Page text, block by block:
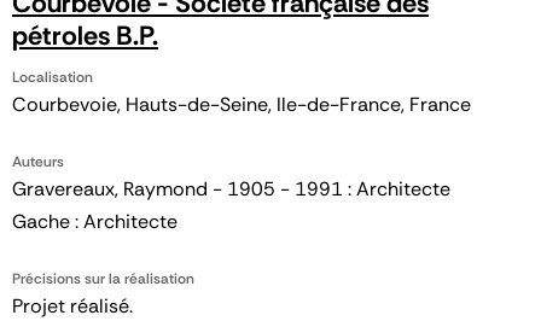
pétroles B.P.
Localisation
Courbevoie, Hauts-de-Seine, Ile-de-France, France
Auteurs
Gravereaux, Raymond - 1905 - 1991 : Architecte
Gache : Architecte
Précisions sur la réalisation
Projet réalisé.